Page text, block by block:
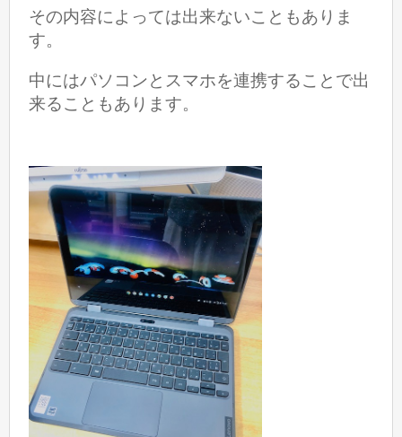
その内容によっては出来ないこともありま
す。
中にはパソコンとスマホを連携することで出
来ることもあります。